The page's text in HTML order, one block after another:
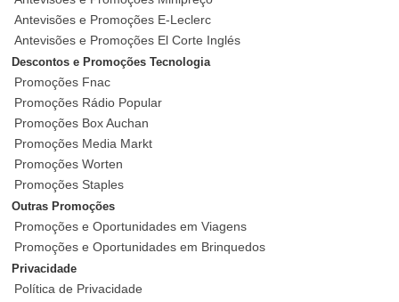
Antevisões e Promoções E-Leclerc
Antevisões e Promoções El Corte Inglés
Descontos e Promoções Tecnologia
Promoções Fnac
Promoções Rádio Popular
Promoções Box Auchan
Promoções Media Markt
Promoções Worten
Promoções Staples
Outras Promoções
Promoções e Oportunidades em Viagens
Promoções e Oportunidades em Brinquedos
Privacidade
Política de Privacidade